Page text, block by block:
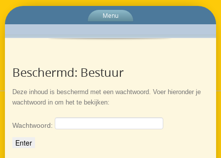
Menu
Beschermd: Bestuur
Deze inhoud is beschermd met een wachtwoord. Voer hieronder je
wachtwoord in om het te bekijken:
Wachtwoord: